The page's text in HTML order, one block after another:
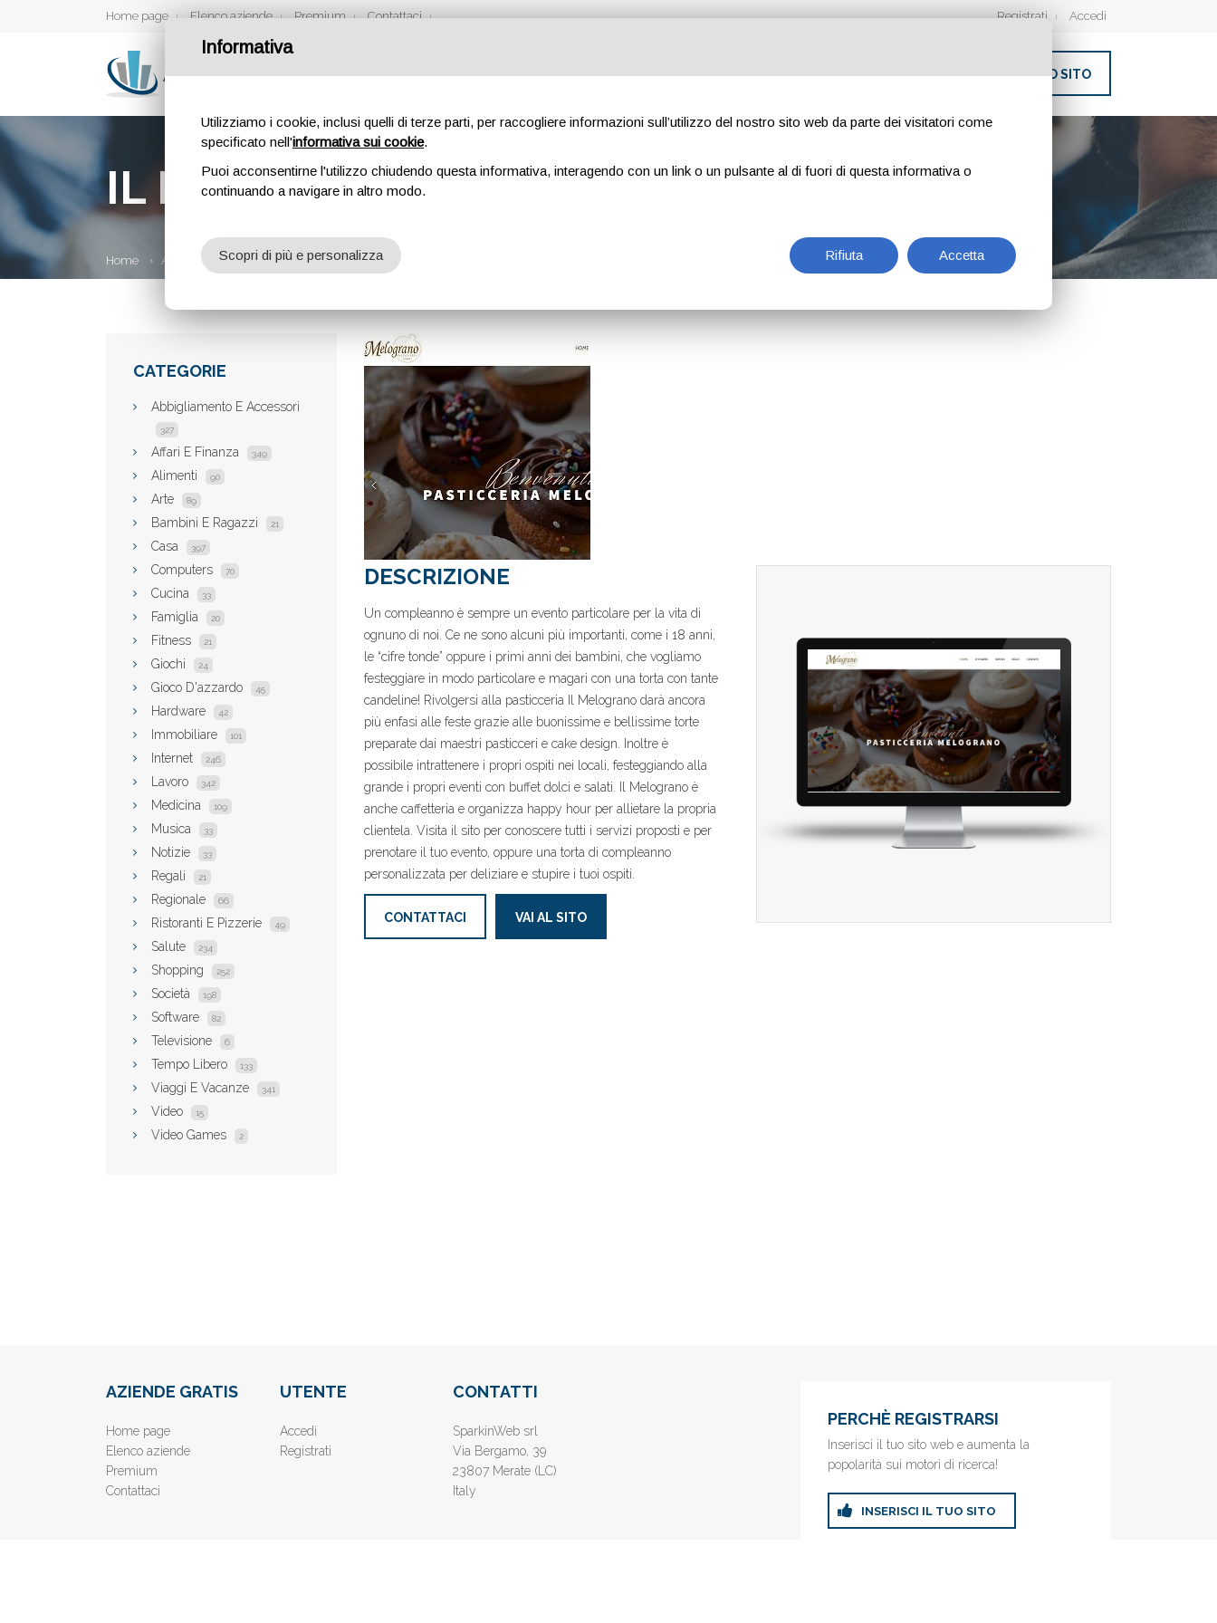
Home page Elenco aziende Premium Contattaci Registrati Accedi
INSERISCI IL TUO SITO
IL MELOGRANO PASTICCERIA MILANO
Home Aziende Il Melograno pasticceria Milano
CATEGORIE
Abbigliamento E Accessori
327
Affari E Finanza 349
Alimenti 90
Arte 89
Bambini E Ragazzi 21
Casa 397
Computers 70
Cucina 33
Famiglia 20
Fitness 21
Giochi 24
Gioco D'azzardo 45
Hardware 42
Immobiliare 101
Internet 246
Lavoro 342
Medicina 109
Musica 33
Notizie 33
Regali 21
Regionale 66
Ristoranti E Pizzerie 49
Salute 234
Shopping 252
Società 198
Software 82
Televisione 6
Tempo Libero 133
Viaggi E Vacanze 341
Video 15
Video Games 2
DESCRIZIONE
Un compleanno è sempre un evento particolare per la vita di
ognuno di noi. Ce ne sono alcuni più importanti, come i 18 anni,
le “cifre tonde” oppure i primi anni dei bambini, che vogliamo
festeggiare in modo particolare e magari con una torta con tante
candeline! Rivolgersi alla pasticceria Il Melograno darà ancora
più enfasi alle feste grazie alle buonissime e bellissime torte
preparate dai maestri pasticceri e cake design. Inoltre è
possibile intrattenere i propri ospiti nei locali, festeggiando alla
grande i propri eventi con buffet dolci e salati. Il Melograno è
anche caffetteria e organizza happy hour per allietare la propria
clientela. Visita il sito per conoscere tutti i servizi proposti e per
prenotare il tuo evento, oppure una torta di compleanno
personalizzata per deliziare e stupire i tuoi ospiti.
CONTATTACI VAI AL SITO
AZIENDE GRATIS
Home page
Elenco aziende
Premium
Contattaci
UTENTE
Accedi
Registrati
CONTATTI
SparkinWeb srl
Via Bergamo, 39
23807 Merate (LC)
Italy
PERCHÈ REGISTRARSI
Inserisci il tuo sito web e aumenta la
popolarità sui motori di ricerca!
INSERISCI IL TUO SITO
Informativa
Utilizziamo i cookie, inclusi quelli di terze parti, per raccogliere informazioni sull’utilizzo del nostro sito web da parte dei visitatori come
specificato nell'informativa sui cookie.
Puoi acconsentirne l'utilizzo chiudendo questa informativa, interagendo con un link o un pulsante al di fuori di questa informativa o
continuando a navigare in altro modo.
Rifiuta Accetta
Scopri di più e personalizza